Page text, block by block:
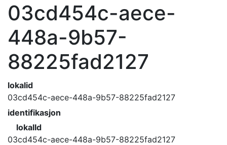
03cd454c-aece-
448a-9b57-
88225fad2127
lokalid
03cd454c-aece-448a-9b57-88225fad2127
identifikasjon
lokalId
03cd454c-aece-448a-9b57-88225fad2127